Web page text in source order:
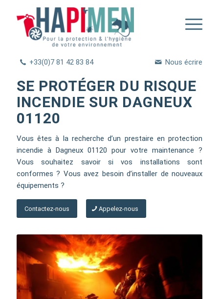
+33(0)7 81 42 83 84 Nous écrire
SE PROTÉGER DU RISQUE
INCENDIE SUR DAGNEUX
01120
Vous êtes à la recherche d’un prestaire en protection
incendie à Dagneux 01120 pour votre maintenance ?
Vous souhaitez savoir si vos installations sont
conformes ? Vous avez besoin d’installer de nouveaux
équipements ?
Contactez-nous Appelez-nous